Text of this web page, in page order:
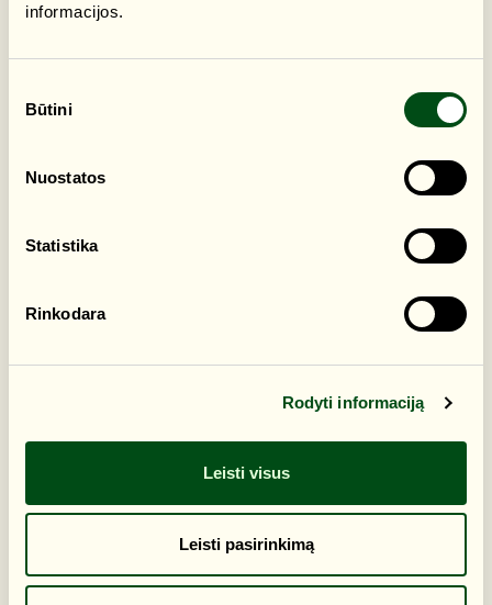
informacijos.
pasirinkimas
Būtini
Nuostatos
Statistika
Rinkodara
Rodyti informaciją
Leisti visus
Leisti pasirinkimą